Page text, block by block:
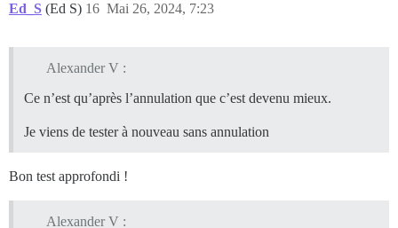
Ed_S (Ed S) Mai 26, 2024, 7:23
16
Alexander V :
Ce n’est qu’après l’annulation que c’est devenu mieux.
Je viens de tester à nouveau sans annulation
Bon test approfondi !
Alexander V :